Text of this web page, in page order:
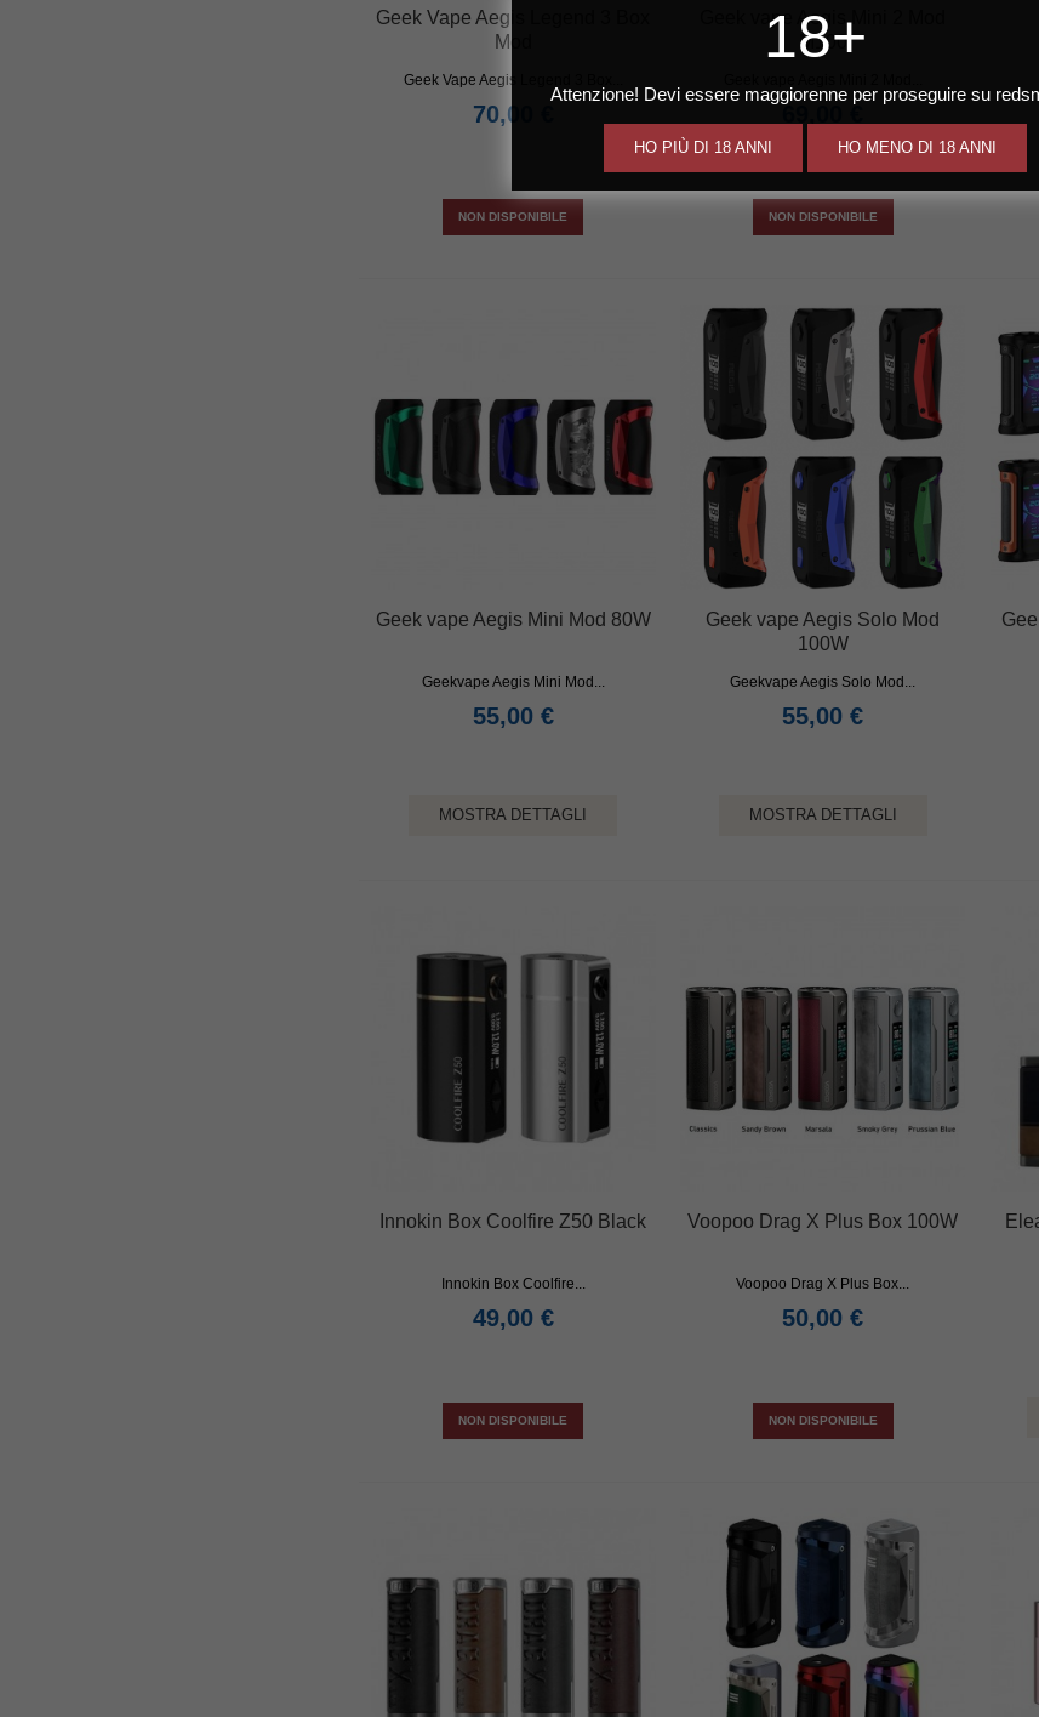
18+
Attenzione! Devi essere maggiorenne per proseguire su
HO PIÙ DI 18 ANNI HO MENO DI 18 ANNI
Geek Vape Aegis Legend 3 Box
Mod
Geek Vape Aegis Legend 3 Box...
70,00 €
NON DISPONIBILE
Geek vape Aegis Mini 2 Mod
M100
69,00 €
NON DISPONIBILE
Geek vape Aegis Mini Mod 80W
Geekvape Aegis Mini Mod...
55,00 €
MOSTRA DETTAGLI
Geek vape Aegis Solo Mod
100W
Geekvape Aegis Solo Mod...
55,00 €
MOSTRA DETTAGLI
Innokin Box Coolfire Z50 Black
Innokin Box Coolfire...
49,00 €
NON DISPONIBILE
Voopoo Drag X Plus Box 100W
Voopoo Drag X Plus Box...
50,00 €
NON DISPONIBILE